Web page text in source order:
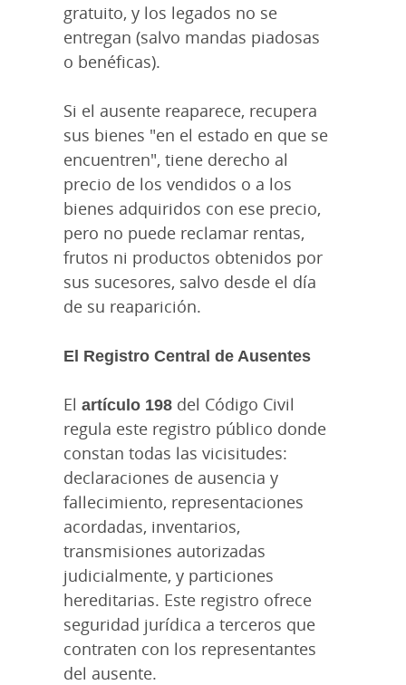
gratuito, y los legados no se
entregan (salvo mandas piadosas
o benéficas).
Si el ausente reaparece, recupera
sus bienes "en el estado en que se
encuentren", tiene derecho al
precio de los vendidos o a los
bienes adquiridos con ese precio,
pero no puede reclamar rentas,
frutos ni productos obtenidos por
sus sucesores, salvo desde el día
de su reaparición.
El Registro Central de Ausentes
El artículo 198 del Código Civil
regula este registro público donde
constan todas las vicisitudes:
declaraciones de ausencia y
fallecimiento, representaciones
acordadas, inventarios,
transmisiones autorizadas
judicialmente, y particiones
hereditarias. Este registro ofrece
seguridad jurídica a terceros que
contraten con los representantes
del ausente.